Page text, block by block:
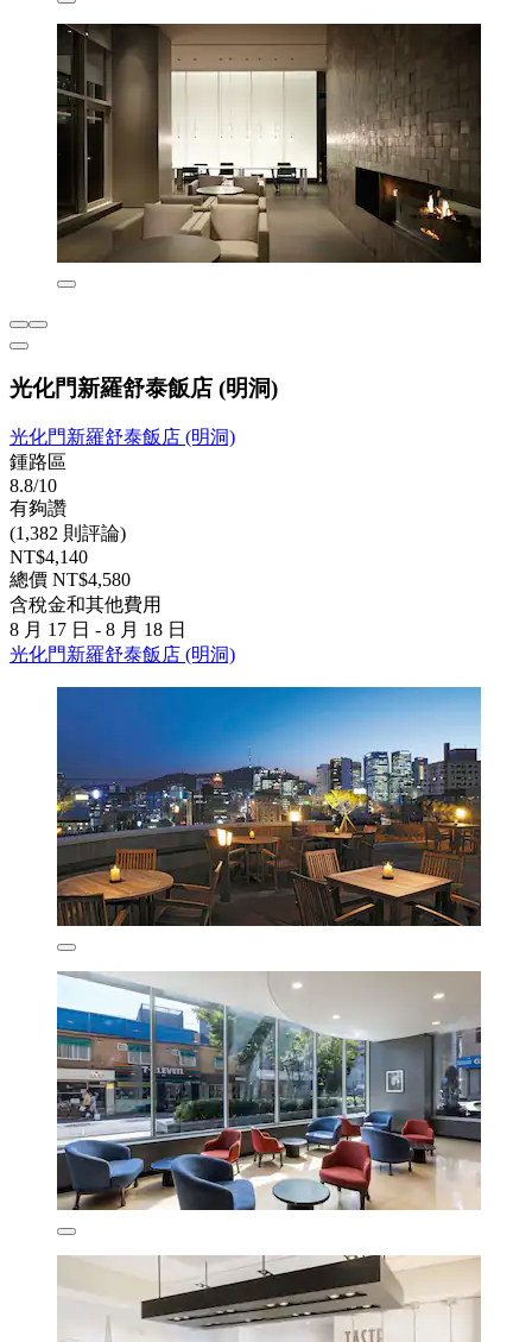
光化門新羅舒泰飯店 (明洞)
光化門新羅舒泰飯店 (明洞)
鍾路區
8.8/10
有夠讚
(1,382 則評論)
NT$4,140
總價 NT$4,580
含稅金和其他費用
8 月 17 日 - 8 月 18 日
光化門新羅舒泰飯店 (明洞)